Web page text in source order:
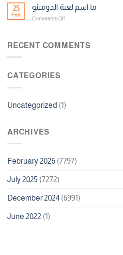
Casino
No
Free
25
Feb
ما اسم لعبة الدومينو
Comments Offon
لعبة
RECENT COMMENTS
CATEGORIES
Uncategorized (1)
ARCHIVES
February 2026 (7797)
July 2025 (7272)
December 2024 (6991)
June 2022 (1)